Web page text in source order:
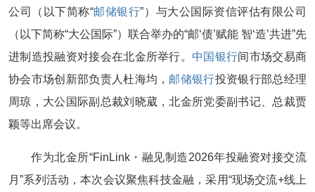
公司（以下简称“邮储银行”）与大公国际资信评估有限公司
（以下简称“大公国际”）联合举办的“邮‘债’赋能 智‘造’共进”先
进制造投融资对接会在北金所举行。 中国银行间市场交易商
协会市场创新部负责人杜海均， 邮储银行投资银行部总经理
周琼，大公国际副总裁刘晓葳，北金所党委副书记、总裁贾
颖等出席会议。
作为北金所“FinLink・融见制造2026年投融资对接交流
月”系列活动，本次会议聚焦科技金融，采用“现场交流+线上